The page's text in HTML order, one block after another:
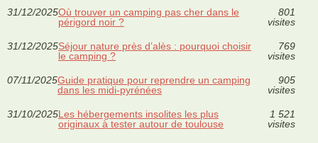
31/12/2025Où trouver un camping pas cher dans le
périgord noir ?
801
visites
31/12/2025Séjour nature près d’alès : pourquoi choisir
le camping ?
769
visites
07/11/2025Guide pratique pour reprendre un camping
dans les midi-pyrénées
905
visites
31/10/2025Les hébergements insolites les plus
originaux à tester autour de toulouse
1 521
visites